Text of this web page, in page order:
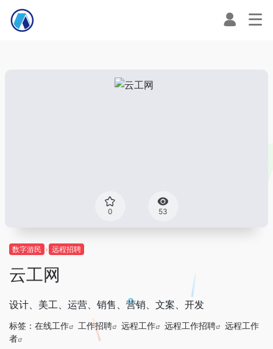
0 53
数字游民 远程招聘
云工网
设计、美工、运营、销售、营销、文案、开发
标签： 在线工作 工作招聘 远程工作 远程工作招聘
远程工作
者